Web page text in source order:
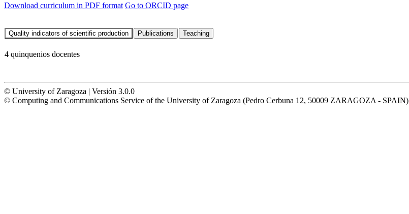
Download curriculum in PDF format Go to ORCID page
4 quinquenios docentes
© University of Zaragoza | Versión 3.0.0
© Computing and Communications Service of the University of Zaragoza (Pedro Cerbuna 12, 50009 ZARAGOZA - SPAIN)